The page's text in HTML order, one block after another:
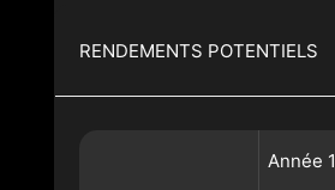
RENDEMENTS POTENTIELS
Année 1